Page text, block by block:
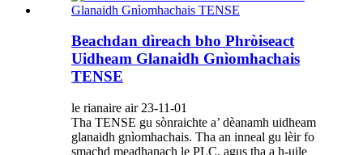
Beachdan dìreach bho Phròiseact
Uidheam Glanaidh Gnìomhachais
TENSE
le rianaire air 23-11-01
Tha TENSE gu sònraichte a’ dèanamh uidheam
glanaidh gnìomhachais. Tha an inneal gu lèir fo
smachd meadhanach le PLC, agus tha a h-uile